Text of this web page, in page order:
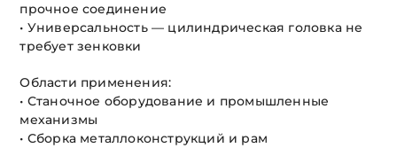
прочное соединение
• Универсальность — цилиндрическая головка не
требует зенковки
Области применения:
• Станочное оборудование и промышленные
механизмы
• Сборка металлоконструкций и рам